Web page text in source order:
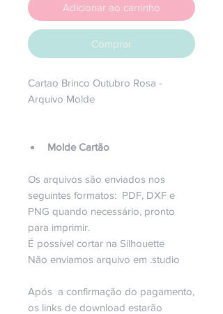
Adicionar ao carrinho
Comprar
Cartao Brinco Outubro Rosa -
Arquivo Molde
Molde Cartão
Os arquivos são enviados nos
seguintes formatos: PDF, DXF e
PNG quando necessário, pronto
para imprimir.
É possível cortar na Silhouette
Não enviamos arquivo em .studio
Após a confirmação do pagamento,
os links de download estarão